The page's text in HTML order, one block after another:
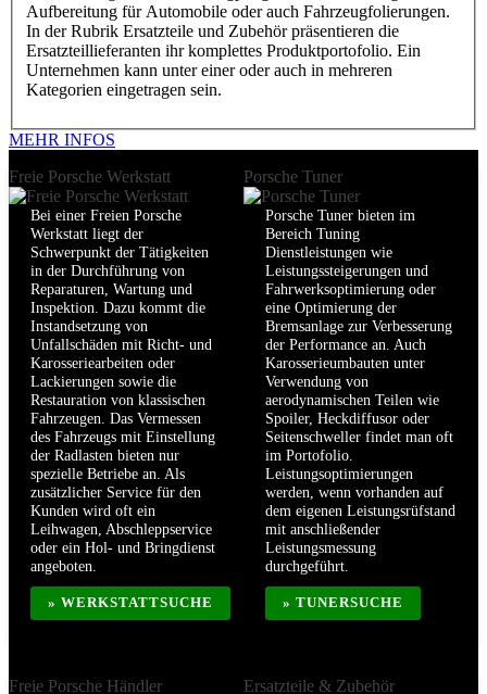
Aufbereitung für Automobile oder auch Fahrzeugfolierungen.
In der Rubrik Ersatzteile und Zubehör präsentieren die
Ersatzteillieferanten ihr komplettes Produktportofolio. Ein
Unternehmen kann unter einer oder auch in mehreren
Kategorien eingetragen sein.
MEHR INFOS
Freie Porsche Werkstatt
Bei einer Freien Porsche
Werkstatt liegt der
Schwerpunkt der Tätigkeiten
in der Durchführung von
Reparaturen, Wartung und
Inspektion. Dazu kommt die
Instandsetzung von
Unfallschäden mit Richt- und
Karosseriearbeiten oder
Lackierungen sowie die
Restauration von klassischen
Fahrzeugen. Das Vermessen
des Fahrzeugs mit Einstellung
der Radlasten bieten nur
spezielle Betriebe an. Als
zusätzlicher Service für den
Kunden wird oft ein
Leihwagen, Abschleppservice
oder ein Hol- und Bringdienst
angeboten.
» WERKSTATTSUCHE
Porsche Tuner
Porsche Tuner bieten im
Bereich Tuning
Dienstleistungen wie
Leistungssteigerungen und
Fahrwerksoptimierung oder
eine Optimierung der
Bremsanlage zur Verbesserung
der Performance an. Auch
Karosserieumbauten unter
Verwendung von
aerodynamischen Teilen wie
Spoiler, Heckdiffusor oder
Seitenschweller findet man oft
im Portofolio.
Leistungsoptimierungen
werden, wenn vorhanden auf
dem eigenen Leistungsrüfstand
mit anschließender
Leistungsmessung
durchgeführt.
» TUNERSUCHE
Freie Porsche Händler Ersatzteile & Zubehör